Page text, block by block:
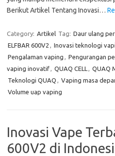
Berikut Artikel Tentang Inovasi…
Category: Artikel Tag: Daur ulang
ELFBAR 600V2 , Inovasi teknologi
Pengalaman vaping , Pengurangan
vaping inovatif, QUAQ CELL , QUAQ
Teknologi QUAQ , Vaping masa
Volume uap vaping
Inovasi Vape
600V2 di